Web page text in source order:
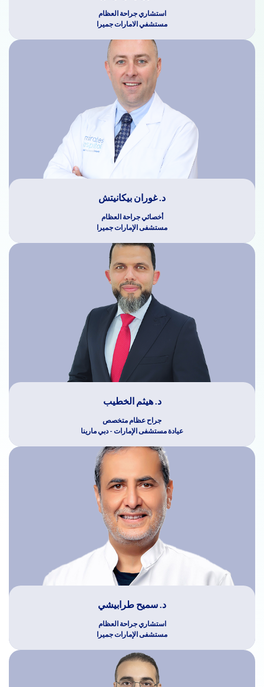
استشاري جراحة العظام
مستشفي الامارات جميرا
د. غوران بيكانيتش
أخصائي جراحة العظام
مستشفى الإمارات جميرا
د. هيثم الخطيب
جراح عظام متخصص
عيادة مستشفى الإمارات - دبي مارينا
د. سميح طرابيشي
استشاري جراحة العظام
مستشفى الإمارات جميرا